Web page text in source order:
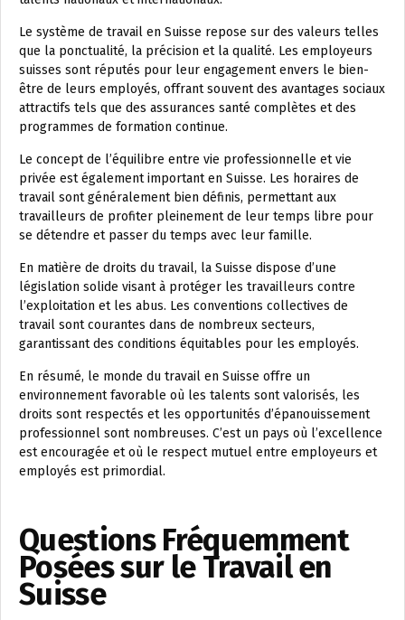
Le système de travail en Suisse repose sur des valeurs telles
que la ponctualité, la précision et la qualité. Les employeurs
suisses sont réputés pour leur engagement envers le bien-
être de leurs employés, offrant souvent des avantages sociaux
attractifs tels que des assurances santé complètes et des
programmes de formation continue.
Le concept de l’équilibre entre vie professionnelle et vie
privée est également important en Suisse. Les horaires de
travail sont généralement bien définis, permettant aux
travailleurs de profiter pleinement de leur temps libre pour
se détendre et passer du temps avec leur famille.
En matière de droits du travail, la Suisse dispose d’une
législation solide visant à protéger les travailleurs contre
l’exploitation et les abus. Les conventions collectives de
travail sont courantes dans de nombreux secteurs,
garantissant des conditions équitables pour les employés.
En résumé, le monde du travail en Suisse offre un
environnement favorable où les talents sont valorisés, les
droits sont respectés et les opportunités d’épanouissement
professionnel sont nombreuses. C’est un pays où l’excellence
est encouragée et où le respect mutuel entre employeurs et
employés est primordial.
Questions Fréquemment
Posées sur le Travail en
Suisse